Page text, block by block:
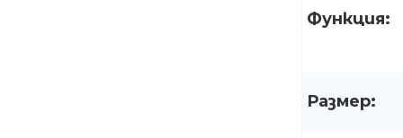
Функция:
Размер: